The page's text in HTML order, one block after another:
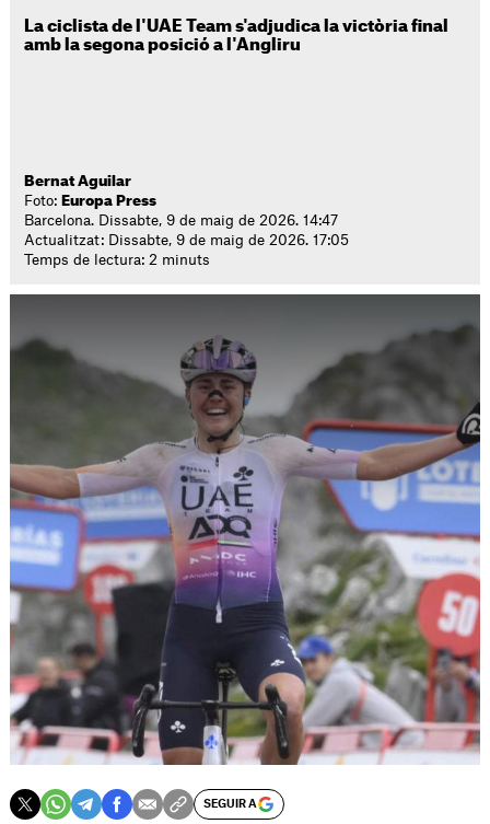
La ciclista de l'UAE Team s'adjudica la victòria final
amb la segona posició a l'Angliru
Bernat Aguilar
Foto: Europa Press
Barcelona. Dissabte, 9 de maig de 2026. 14:47
Actualitzat: Dissabte, 9 de maig de 2026. 17:05
Temps de lectura: 2 minuts
SEGUIR A